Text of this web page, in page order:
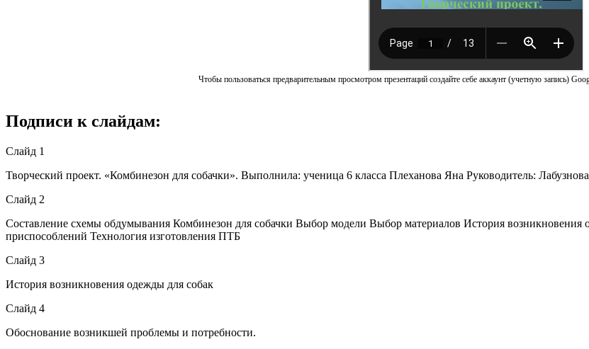
Чтобы пользоваться предварительным просмотром презентаций создайте себе аккаунт (учетную запись)
Подписи к слайдам:
Слайд 1
Творческий проект. «Комбинезон для собачки». Выполнила: ученица 6 класса Плеханова Яна Руководитель:
Слайд 2
Составление схемы обдумывания Комбинезон для собачки Выбор модели Выбор материалов История
приспособлений Технология изготовления ПТБ
Слайд 3
История возникновения одежды для собак
Слайд 4
Обоснование возникшей проблемы и потребности.